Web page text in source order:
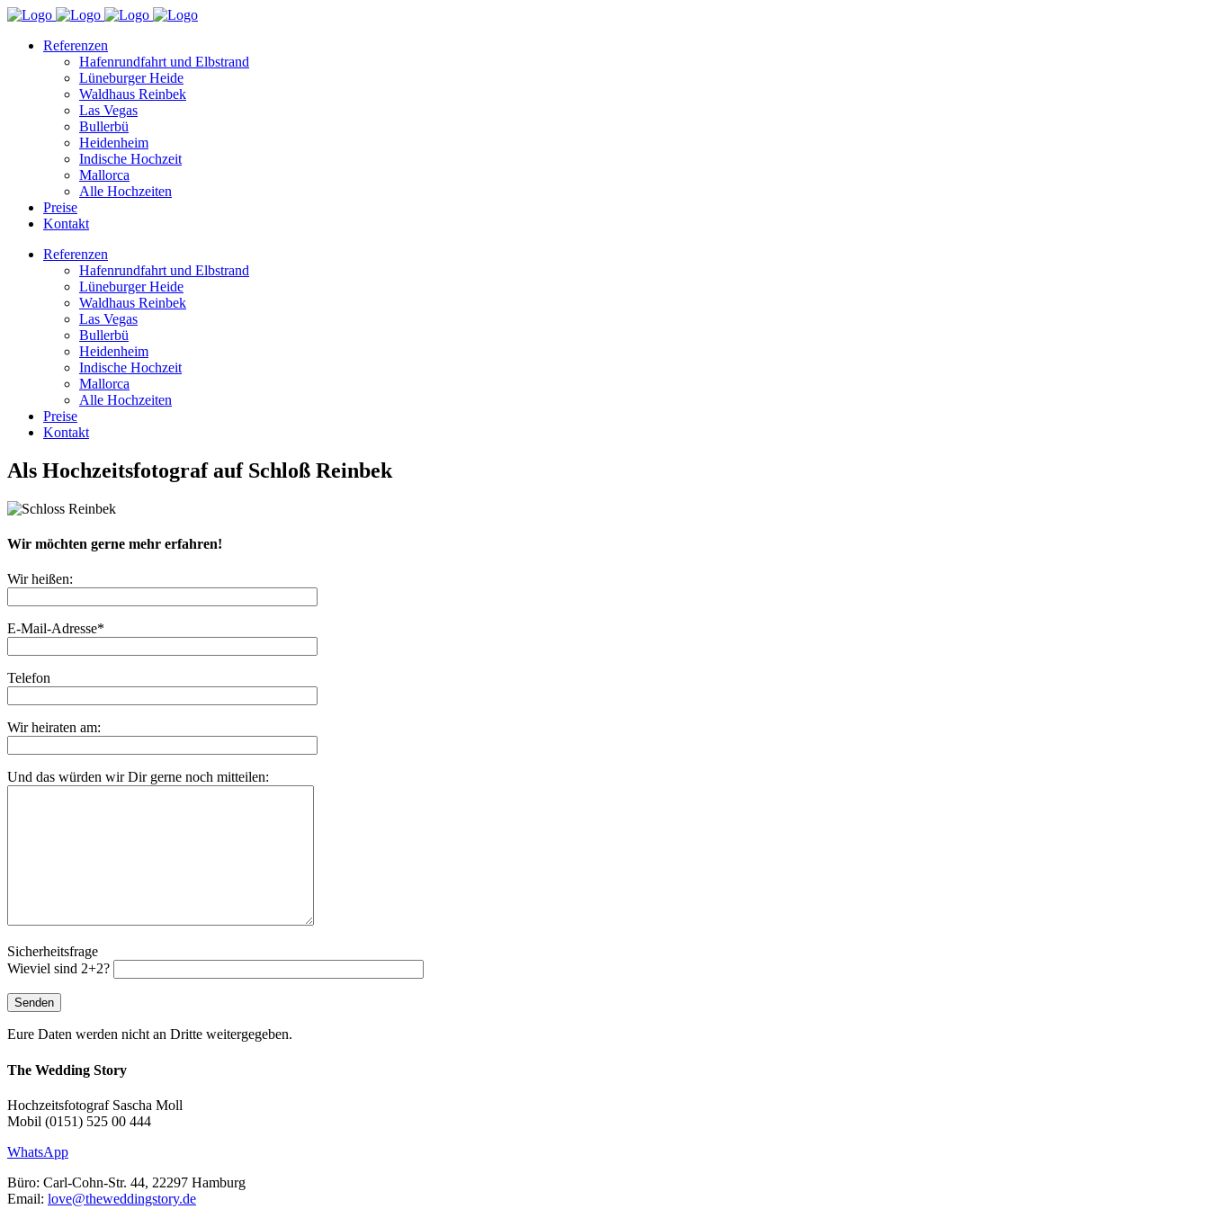
Referenzen
Hafenrundfahrt und Elbstrand
Lüneburger Heide
Waldhaus Reinbek
Las Vegas
Bullerbü
Heidenheim
Indische Hochzeit
Mallorca
Alle Hochzeiten
Preise
Kontakt
Referenzen
Hafenrundfahrt und Elbstrand
Lüneburger Heide
Waldhaus Reinbek
Las Vegas
Bullerbü
Heidenheim
Indische Hochzeit
Mallorca
Alle Hochzeiten
Preise
Kontakt
Als Hochzeitsfotograf auf Schloß Reinbek
Wir möchten gerne mehr erfahren!
Wir heißen:
E-Mail-Adresse*
Telefon
Wir heiraten am:
Und das würden wir Dir gerne noch mitteilen:
Sicherheitsfrage
Wieviel sind 2+2?
Eure Daten werden nicht an Dritte weitergegeben.
The Wedding Story
Hochzeitsfotograf Sascha Moll
Mobil (0151) 525 00 444
WhatsApp
Büro: Carl-Cohn-Str. 44, 22297 Hamburg
Email: love@theweddingstory.de